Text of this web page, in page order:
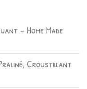
– Home Made
Croustillant